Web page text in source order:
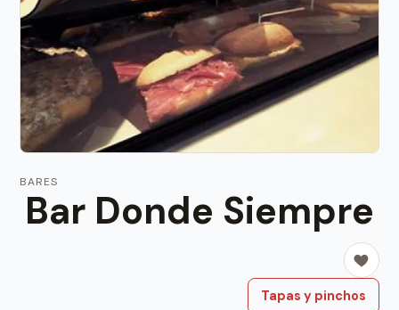
BARES
Bar Donde Siempre
Tapas y pinchos